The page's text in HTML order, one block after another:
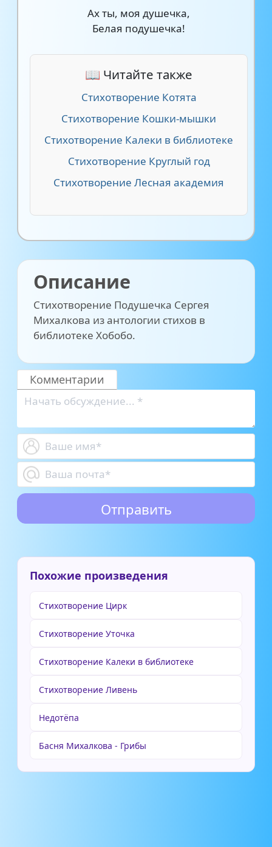
Ах ты, моя душечка,
Белая подушечка!
📖 Читайте также
Стихотворение Котята
Стихотворение Кошки-мышки
Стихотворение Калеки в библиотеке
Стихотворение Круглый год
Стихотворение Лесная академия
Описание
Стихотворение Подушечка Сергея
Михалкова из антологии стихов в
библиотеке Хобобо.
Комментарии
Похожие произведения
Стихотворение Цирк
Стихотворение Уточка
Стихотворение Калеки в библиотеке
Стихотворение Ливень
Недотёпа
Басня Михалкова - Грибы